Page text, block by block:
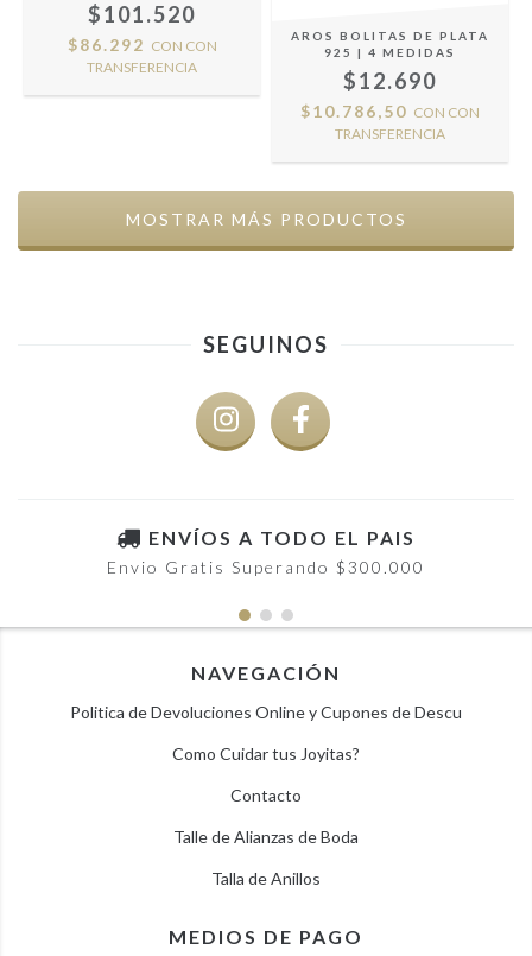
$101.520
$86.292 CON CON
TRANSFERENCIA
AROS BOLITAS DE PLATA
925 | 4 MEDIDAS
$12.690
$10.786,50 CON CON
TRANSFERENCIA
MOSTRAR MÁS PRODUCTOS
SEGUINOS
ENVÍOS A TODO EL PAIS
Envio Gratis Superando $300.000
NAVEGACIÓN
Politica de Devoluciones Online y Cupones de Descu
Como Cuidar tus Joyitas?
Contacto
Talle de Alianzas de Boda
Talla de Anillos
MEDIOS DE PAGO